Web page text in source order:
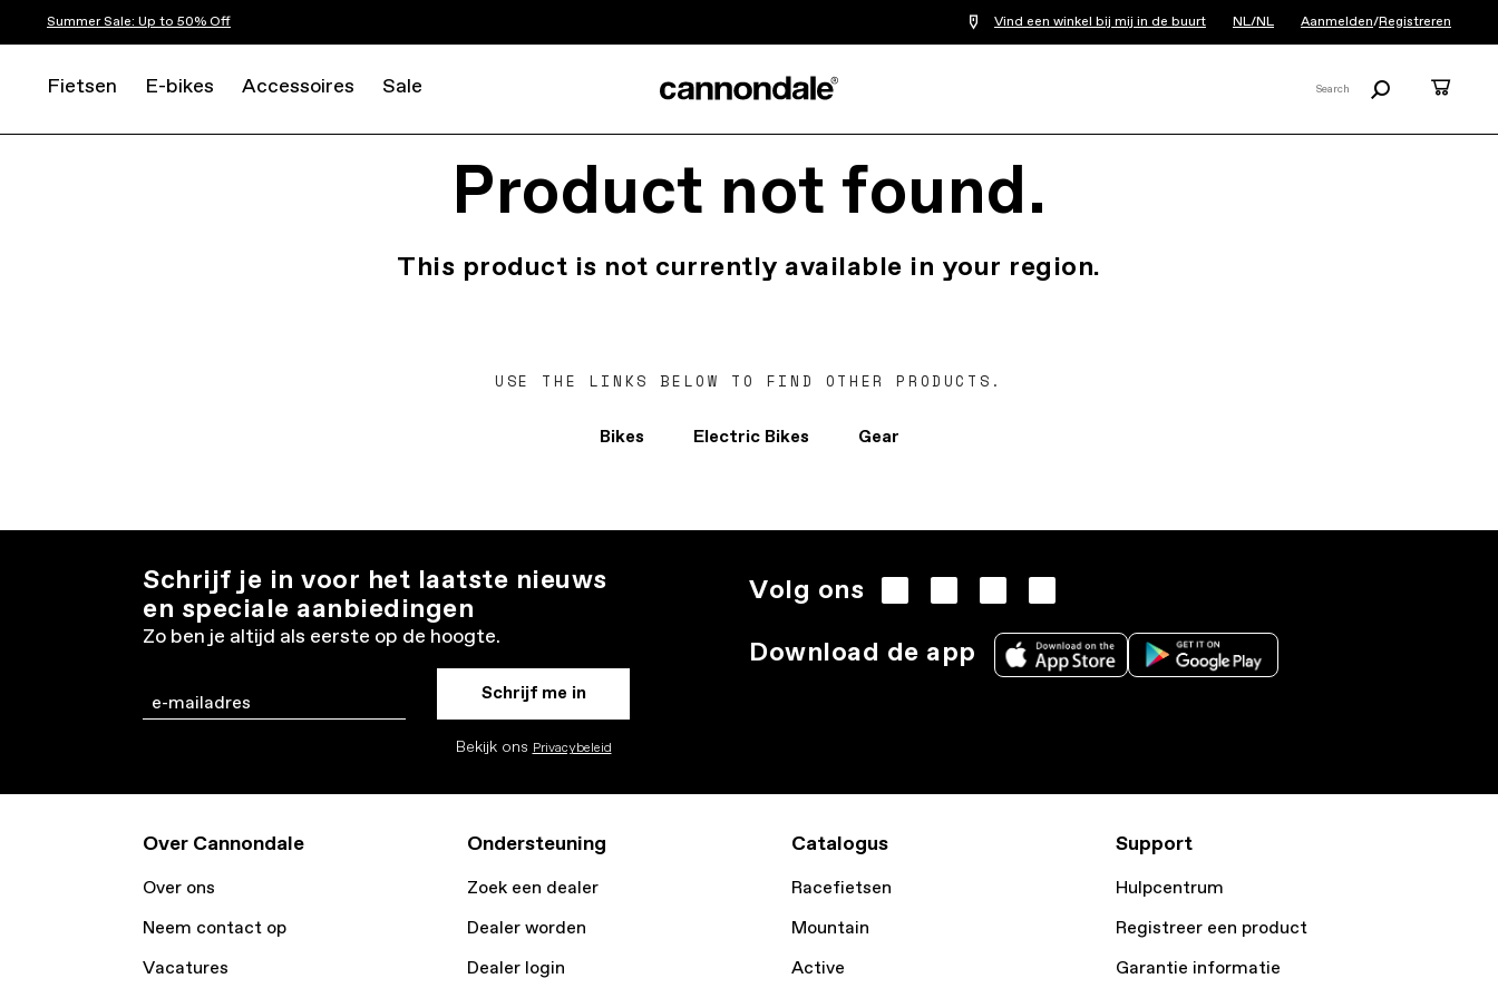
Summer Sale: Up to 50% Off Vind een winkel bij mij in de buurt NL/NL Aanmelden/Registreren
Fietsen E-bikes Accessoires Sale Search
Product not found.
This product is not currently available in your region.
USE THE LINKS BELOW TO FIND OTHER PRODUCTS.
Bikes Electric Bikes Gear
Schrijf je in voor het laatste nieuws
en speciale aanbiedingen
Zo ben je altijd als eerste op de hoogte.
Email Schrijf me in
Bekijk ons Privacybeleid
Volg ons
Download de app
Over Cannondale
Over ons
Neem contact op
Vacatures
Ondersteuning
Zoek een dealer
Dealer worden
Dealer login
Catalogus
Racefietsen
Mountain
Active
Support
Hulpcentrum
Registreer een product
Garantie informatie